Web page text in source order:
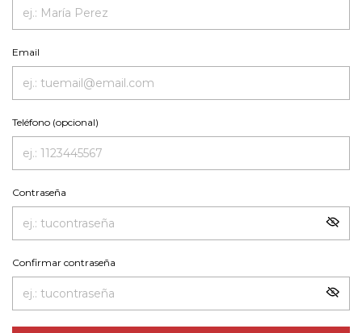
Email
Teléfono (opcional)
Contraseña
Confirmar contraseña